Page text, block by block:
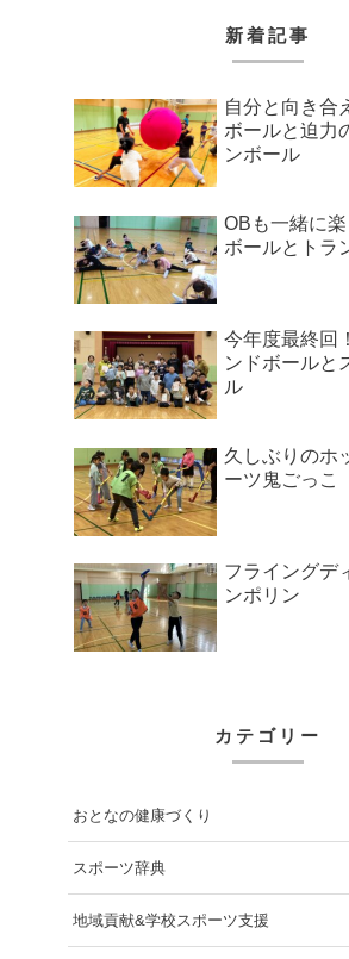
新着記事
自分と向き合
ボールと迫力
ンボール
OBも一緒に
ボールとトラ
今年度最終回
ンドボールと
ル
久しぶりのホ
ーツ鬼ごっこ
フライングデ
ンポリン
カテゴリー
おとなの健康づくり
スポーツ辞典
地域貢献&学校スポーツ支援